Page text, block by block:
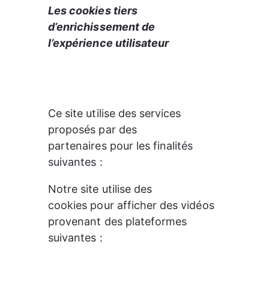
Les cookies tiers
d’enrichissement de
l’expérience utilisateur
Ce site utilise des services
proposés par des
partenaires pour les finalités
suivantes :
Notre site utilise des
cookies pour afficher des vidéos
provenant des plateformes
suivantes :